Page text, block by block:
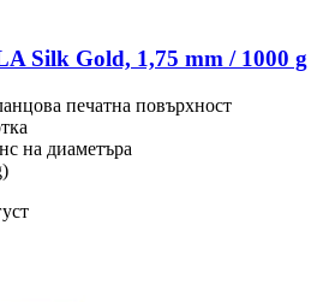
Silk Gold, 1,75 mm / 1000 g
печатна повърхност
на диаметъра